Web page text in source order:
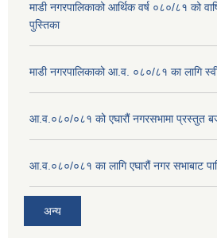
माडी नगरपालिकाको आर्थिक वर्ष ०८०/८१ को
पुस्तिका
माडी नगरपालिकाको आ.व. ०८०/८१ का लागि
आ.व.०८०/०८१ को एघारौं नगरसभामा प्रस्तुत
आ.व.०८०/०८१ का लागि एघारौं नगर सभाबाट
अन्य